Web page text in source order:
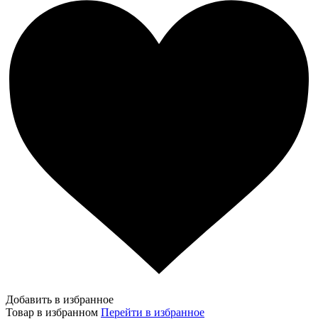
Добавить в избранное
Товар в избранном Перейти в избранное